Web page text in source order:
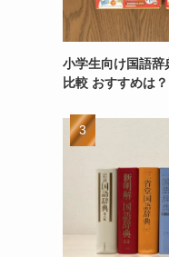
小学生向け国語
比較 おすすめは？